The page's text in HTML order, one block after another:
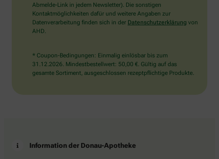
Abmelde-Link in jedem Newsletter). Die sonstigen
Kontaktmöglichkeiten dafür und weitere Angaben zur
Datenverarbeitung finden sich in der Datenschutzerklärung von
AHD.
* Coupon-Bedingungen: Einmalig einlösbar bis zum
31.12.2026. Mindestbestellwert: 50,00 €. Gültig auf das
gesamte Sortiment, ausgeschlossen rezeptpflichtige Produkte.
Information der Donau-Apotheke